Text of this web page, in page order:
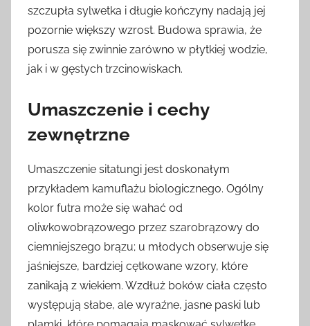
szczupła sylwetka i długie kończyny nadają jej
pozornie większy wzrost. Budowa sprawia, że
porusza się zwinnie zarówno w płytkiej wodzie,
jak i w gęstych trzcinowiskach.
Umaszczenie i cechy
zewnętrzne
Umaszczenie sitatungi jest doskonałym
przykładem kamuflażu biologicznego. Ogólny
kolor futra może się wahać od
oliwkowobrązowego przez szarobrązowy do
ciemniejszego brązu; u młodych obserwuje się
jaśniejsze, bardziej cętkowane wzory, które
zanikają z wiekiem. Wzdłuż boków ciała często
występują słabe, ale wyraźne, jasne paski lub